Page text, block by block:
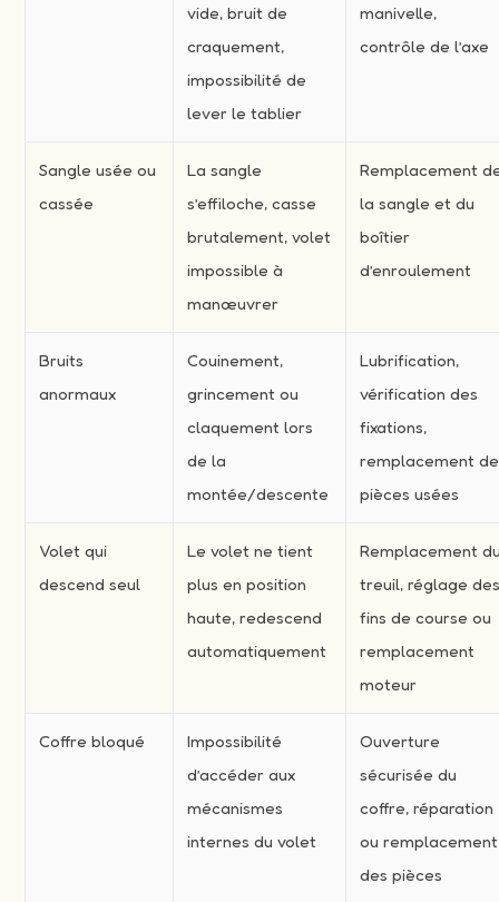
vide, bruit de
craquement,
impossibilité de
lever le tablier
manivelle,
contrôle de l’axe
Sangle usée ou
cassée
La sangle
s’effiloche, casse
brutalement, volet
impossible à
manœuvrer
Remplacement
la sangle et du
boîtier
d’enroulement
Bruits
anormaux
Couinement,
grincement ou
claquement lors
de la
montée/descente
Lubrification,
vérification des
fixations,
remplacement de
pièces usées
Volet qui
descend seul
Le volet ne tient
plus en position
haute, redescend
automatiquement
Remplacement
treuil, réglage
fins de course ou
remplacement
moteur
Coffre bloqué
Impossibilité
d’accéder aux
mécanismes
internes du volet
Ouverture
sécurisée du
coffre, réparation
ou remplacement
des pièces